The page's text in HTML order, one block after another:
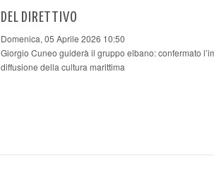
DEL DIRETTIVO
Domenica, 05 Aprile 2026 10:50
Giorgio Cuneo guiderà il gruppo elbano: confermato
diffusione della cultura marittima